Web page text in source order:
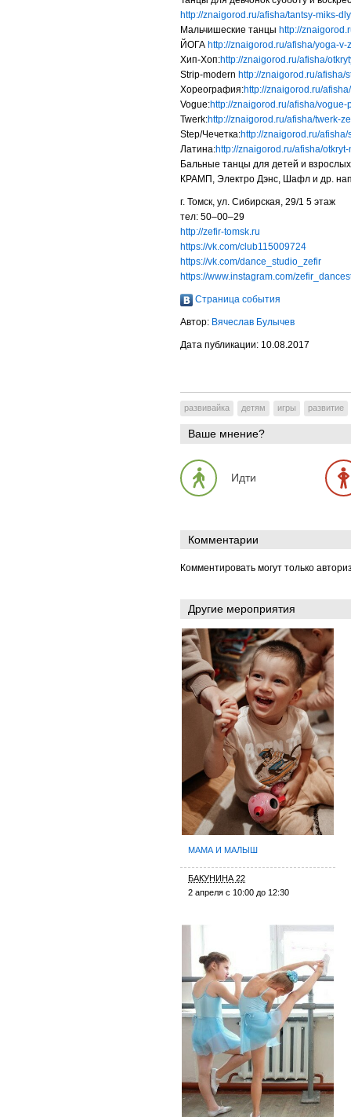
http://znaigorod.ru/afisha/tantsy-miks-
Мальчишеские танцы http://
ЙОГА http://znaigorod.ru/afisha/yoga-v-
Хип-Хоп:http://znaigorod.ru/afisha/
Strip-modern http://znaigorod.ru/afisha/
Хореография:http://znaigorod.ru/afisha/
Vogue:http://znaigorod.ru/afisha/vogue-
Twerk:http://znaigorod.ru/afisha/twerk-
Step/Чечетка:http://znaigorod.ru/afisha/
Латина:http://znaigorod.ru/afisha/
Бальные танцы для детей и
КРАМП, Электро Дэнс, Шафл и др.
г. Томск, ул. Сибирская, 29/1 5 этаж
тел: 50–00–29
http://zefir-tomsk.ru
https://vk.com/club115009724
https://vk.com/dance_studio_zefir
https://www.instagram.com/
Страница события
Автор: Вячеслав Булычев
Дата публикации: 10.08.2017
развивайка детям игры развитие
Ваше мнение?
Идти
Комментарии
Комментировать могут только
Другие мероприятия
МАМА И МАЛЫШ
БАКУНИНА 22
2 апреля с 10:00 до 12:30